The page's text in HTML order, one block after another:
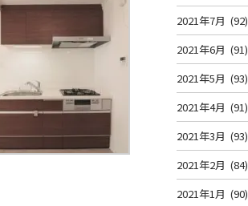
2021年7月 (92)
2021年6月 (91)
2021年5月 (93)
2021年4月 (91)
2021年3月 (93)
2021年2月 (84)
2021年1月 (90)